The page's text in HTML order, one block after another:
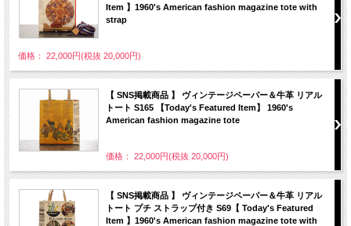
Item 】1960's American fashion magazine tote with
strap
価格： 22,000円(税抜 20,000円)
【 SNS掲載商品 】 ヴィンテージペーパー＆牛革 リアル
トート S165 【Today's Featured Item】 1960's
American fashion magazine tote
価格： 22,000円(税抜 20,000円)
【 SNS掲載商品 】 ヴィンテージペーパー＆牛革 リアル
トート プチ ストラップ付き S69【 Today's Featured
Item 】1960's American fashion magazine tote with